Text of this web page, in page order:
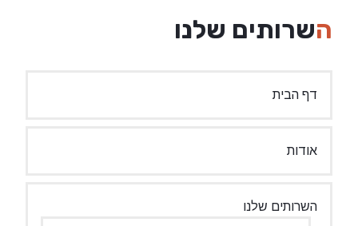
השרותים שלנו
דף הבית
אודות
השרותים שלנו